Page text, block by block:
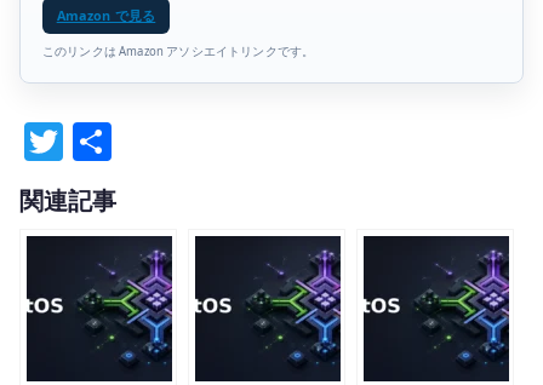
Amazon で見る
このリンクは Amazon アソシエイトリンクです。
T
w
it
te
r
有
関連記事